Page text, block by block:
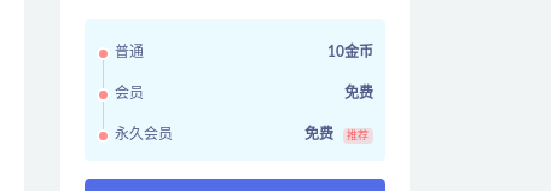
普通 10金币
会员 免费
永久会员 免费 推荐